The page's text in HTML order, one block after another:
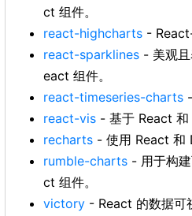
ct 组件。
react-highcharts -
react-sparklines - 美观
eact 组件。
react-timeseries-charts
react-vis - 基于 React 和
recharts - 使用 React 和
rumble-charts - 用于构
ct 组件。
victory - React 的数据可